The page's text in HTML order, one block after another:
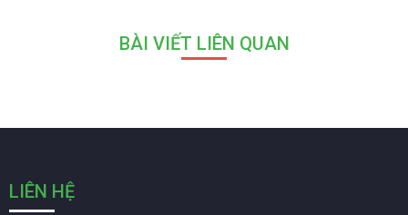
BÀI VIẾT LIÊN QUAN
LIÊN HỆ